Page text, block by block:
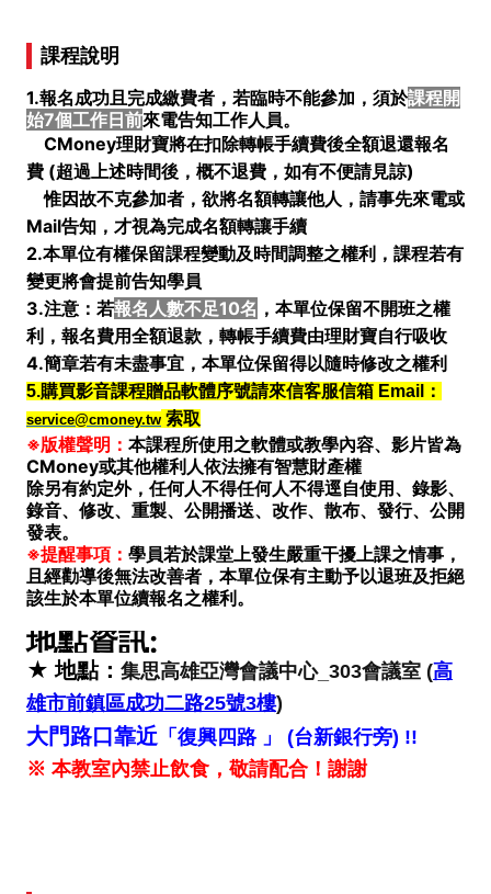
課程說明
1.報名成功且完成繳費者，若臨時不能參加，須於課程開
始7個工作日前來電告知工作人員。
CMoney理財寶將在扣除轉帳手續費後全額退還報名
費 (超過上述時間後，概不退費，如有不便請見諒)
惟因故不克參加者，欲將名額轉讓他人，請事先來電或
Mail告知，才視為完成名額轉讓手續
2.本單位有權保留課程變動及時間調整之權利，課程若有
變更將會提前告知學員
3.注意：若報名人數不足10名 ，本單位保留不開班之權
利，報名費用全額退款，轉帳手續費由理財寶自行吸收
4.簡章若有未盡事宜，本單位保留得以隨時修改之權利
5.購買影音課程贈品軟體序號請來信客服信箱 Email：
service@cmoney.tw 索取
※版權聲明： 本課程所使用之軟體或教學內容、影片皆為
CMoney或其他權利人依法擁有智慧財產權
除另有約定外，任何人不得任何人不得逕自使用、錄影、
錄音、修改、重製、公開播送、改作、散布、發行、公開
發表。
※提醒事項： 學員若於課堂上發生嚴重干擾上課之情事，
且經勸導後無法改善者，本單位保有主動予以退班及拒絕
該生於本單位續報名之權利。
地點資訊:
★ 地點： 集思高雄亞灣會議中心_303會議室 (高
雄市前鎮區成功二路25號3樓)
大門路口靠近 「復興四路 」 (台新銀行旁) !!
※ 本教室內禁止飲食，敬請配合！謝謝